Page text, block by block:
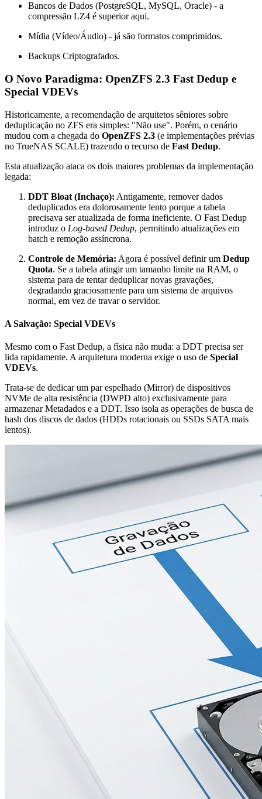
Bancos de Dados (PostgreSQL, MySQL, Oracle) - a
compressão LZ4 é superior aqui.
Mídia (Vídeo/Áudio) - já são formatos comprimidos.
Backups Criptografados.
O Novo Paradigma: OpenZFS 2.3 Fast Dedup e
Special VDEVs
Historicamente, a recomendação de arquitetos sêniores sobre
deduplicação no ZFS era simples: "Não use". Porém, o cenário
mudou com a chegada do OpenZFS 2.3 (e implementações prévias
no TrueNAS SCALE) trazendo o recurso de Fast Dedup.
Esta atualização ataca os dois maiores problemas da implementação
legada:
DDT Bloat (Inchaço): Antigamente, remover dados
deduplicados era dolorosamente lento porque a tabela
precisava ser atualizada de forma ineficiente. O Fast Dedup
introduz o Log-based Dedup, permitindo atualizações em
batch e remoção assíncrona.
Controle de Memória: Agora é possível definir um Dedup
Quota. Se a tabela atingir um tamanho limite na RAM, o
sistema para de tentar deduplicar novas gravações,
degradando graciosamente para um sistema de arquivos
normal, em vez de travar o servidor.
A Salvação: Special VDEVs
Mesmo com o Fast Dedup, a física não muda: a DDT precisa ser
lida rapidamente. A arquitetura moderna exige o uso de Special
VDEVs.
Trata-se de dedicar um par espelhado (Mirror) de dispositivos
NVMe de alta resistência (DWPD alto) exclusivamente para
armazenar Metadados e a DDT. Isso isola as operações de busca de
hash dos discos de dados (HDDs rotacionais ou SSDs SATA mais
lentos).